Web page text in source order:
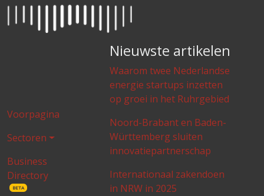
Voorpagina
Sectoren
Business
Directory
BETA
Nieuwste artikelen
Waarom twee Nederlandse
energie startups inzetten
op groei in het Ruhrgebied
Noord-Brabant en Baden-
Württemberg sluiten
innovatiepartnerschap
Internationaal zakendoen
in NRW in 2025